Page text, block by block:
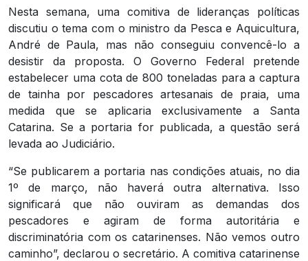
Nesta semana, uma comitiva de lideranças políticas
discutiu o tema com o ministro da Pesca e Aquicultura,
André de Paula, mas não conseguiu convencê-lo a
desistir da proposta. O Governo Federal pretende
estabelecer uma cota de 800 toneladas para a captura
de tainha por pescadores artesanais de praia, uma
medida que se aplicaria exclusivamente a Santa
Catarina. Se a portaria for publicada, a questão será
levada ao Judiciário.
“Se publicarem a portaria nas condições atuais, no dia
1º de março, não haverá outra alternativa. Isso
significará que não ouviram as demandas dos
pescadores e agiram de forma autoritária e
discriminatória com os catarinenses. Não vemos outro
caminho”, declarou o secretário. A comitiva catarinense